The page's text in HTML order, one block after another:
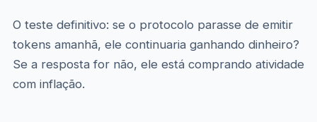
O teste definitivo: se o protocolo parasse de emitir
tokens amanhã, ele continuaria ganhando dinheiro?
Se a resposta for não, ele está comprando atividade
com inflação.